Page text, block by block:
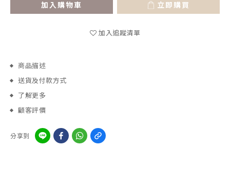
加入購物車 立即購買
加入追蹤清單
商品描述
送貨及付款方式
了解更多
顧客評價
分享到